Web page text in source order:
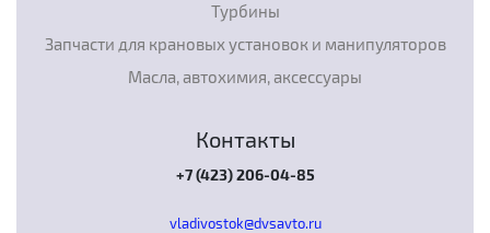
Турбины
Запчасти для крановых установок и манипуляторов
Масла, автохимия, аксессуары
Контакты
+7 (423) 206-04-85
vladivostok@dvsavto.ru